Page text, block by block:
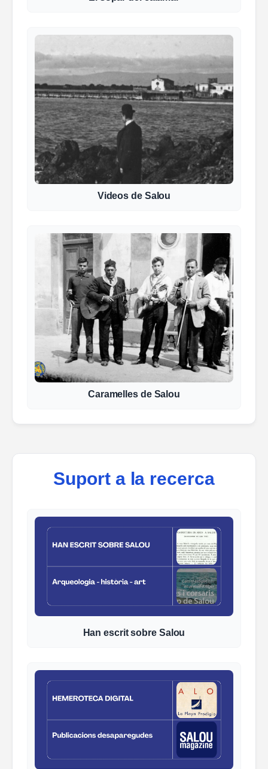
Videos de Salou
Caramelles de Salou
Suport a la recerca
Han escrit sobre Salou